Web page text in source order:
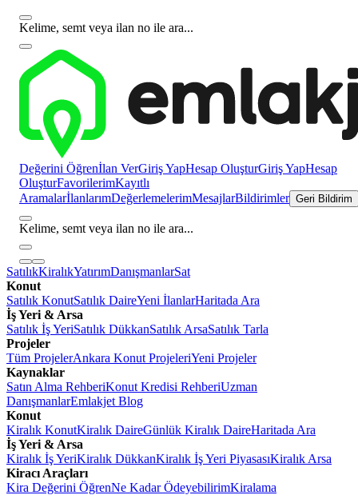
Kelime, semt veya ilan no ile ara...
Değerini Öğrenİlan VerGiriş YapHesap OluşturGiriş YapHesap
OluşturFavorilerimKayıtlı
AramalarİlanlarımDeğerlemelerimMesajlarBildirimler Geri Bildirim
Kelime, semt veya ilan no ile ara...
SatılıkKiralıkYatırımDanışmanlarSat
Konut
Satılık KonutSatılık DaireYeni İlanlarHaritada Ara
İş Yeri & Arsa
Satılık İş YeriSatılık DükkanSatılık ArsaSatılık Tarla
Projeler
Tüm ProjelerAnkara Konut ProjeleriYeni Projeler
Kaynaklar
Satın Alma RehberiKonut Kredisi RehberiUzman
DanışmanlarEmlakjet Blog
Konut
Kiralık KonutKiralık DaireGünlük Kiralık DaireHaritada Ara
İş Yeri & Arsa
Kiralık İş YeriKiralık DükkanKiralık İş Yeri PiyasasıKiralık Arsa
Kiracı Araçları
Kira Değerini ÖğrenNe Kadar ÖdeyebilirimKiralama